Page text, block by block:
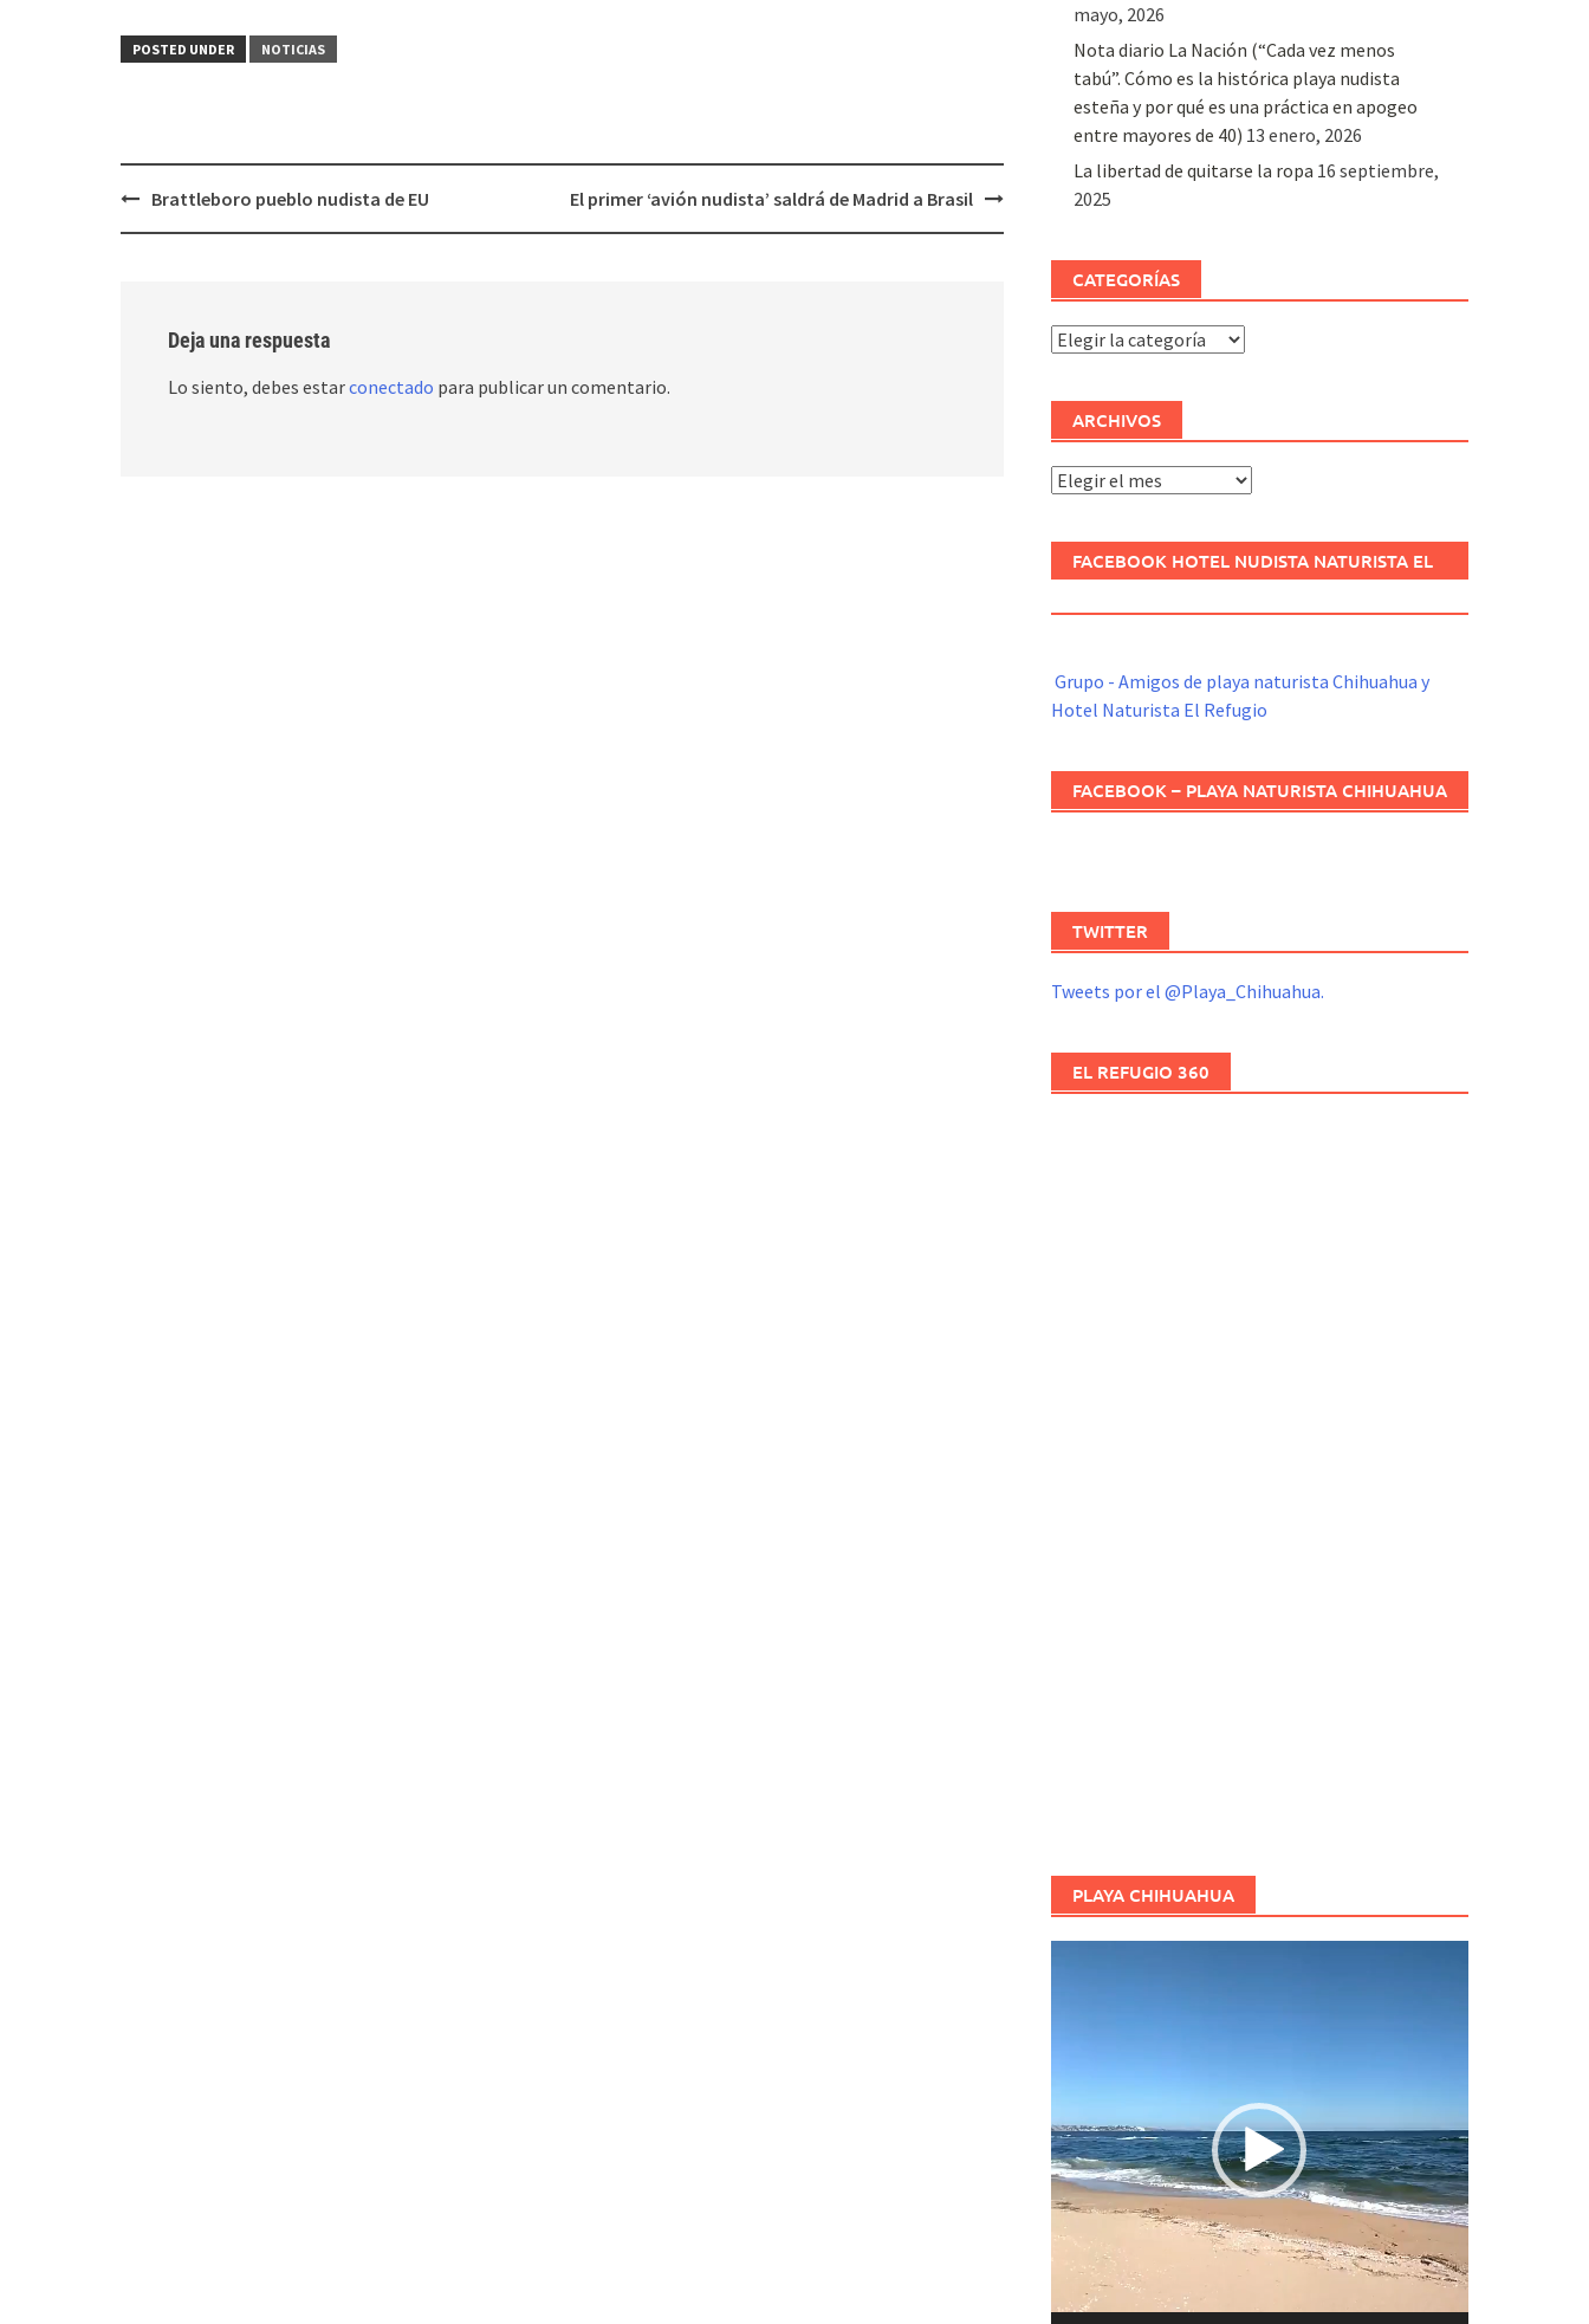
POSTED UNDER NOTICIAS
PostBrattleboro pueblo nudista de EU El primer ‘avión nudista’ saldrá de Madrid a Brasil
Deja una respuesta
Lo siento, debes estarconectado para publicar un comentario.
mayo, 2026
Nota diario La Nación (“Cada vez menos
tabú”. Cómo es la histórica playa nudista
esteña y por qué es una práctica en apogeo
entre mayores de 40) 13 enero, 2026
La libertad de quitarse la ropa 16 septiembre,
2025
CATEGORÍAS
Categorías
ARCHIVOS
Archivos
FACEBOOK HOTEL NUDISTA NATURISTA EL
Grupo - Amigos de playa naturista Chihuahua y
Hotel Naturista El Refugio
FACEBOOK – PLAYA NATURISTA CHIHUAHUA
TWITTER
Tweets por el @Playa_Chihuahua.
EL REFUGIO 360
PLAYA CHIHUAHUA